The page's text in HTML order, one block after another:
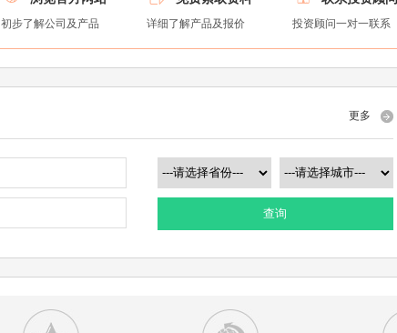
初步了解公司及产品 详细了解产品及报价 投资顾问一对一联系
更多
查询